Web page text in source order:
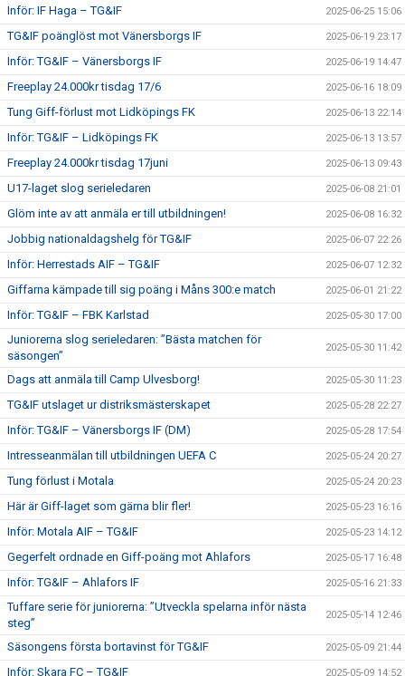
Inför: IF Haga – TG&IF 2025-06-25 15:06
TG&IF poänglöst mot Vänersborgs IF 2025-06-19 23:17
Inför: TG&IF – Vänersborgs IF 2025-06-19 14:47
Freeplay 24.000kr tisdag 17/6 2025-06-16 18:09
Tung Giff-förlust mot Lidköpings FK 2025-06-13 22:14
Inför: TG&IF – Lidköpings FK 2025-06-13 13:57
Freeplay 24.000kr tisdag 17juni 2025-06-13 09:43
U17-laget slog serieledaren 2025-06-08 21:01
Glöm inte av att anmäla er till utbildningen! 2025-06-08 16:32
Jobbig nationaldagshelg för TG&IF 2025-06-07 22:26
Inför: Herrestads AIF – TG&IF 2025-06-07 12:32
Giffarna kämpade till sig poäng i Måns 300:e match 2025-06-01 21:22
Inför: TG&IF – FBK Karlstad 2025-05-30 17:00
Juniorerna slog serieledaren: ”Bästa matchen för
säsongen”
2025-05-30 11:42
Dags att anmäla till Camp Ulvesborg! 2025-05-30 11:23
TG&IF utslaget ur distriksmästerskapet 2025-05-28 22:27
Inför: TG&IF – Vänersborgs IF (DM) 2025-05-28 17:54
Intresseanmälan till utbildningen UEFA C 2025-05-24 20:27
Tung förlust i Motala 2025-05-24 20:23
Här är Giff-laget som gärna blir fler! 2025-05-23 16:16
Inför: Motala AIF – TG&IF 2025-05-23 14:12
Gegerfelt ordnade en Giff-poäng mot Ahlafors 2025-05-17 16:48
Inför: TG&IF – Ahlafors IF 2025-05-16 21:33
Tuffare serie för juniorerna: ”Utveckla spelarna inför nästa
steg”
2025-05-14 12:46
Säsongens första bortavinst för TG&IF 2025-05-09 21:44
Inför: Skara FC – TG&IF 2025-05-09 14:52